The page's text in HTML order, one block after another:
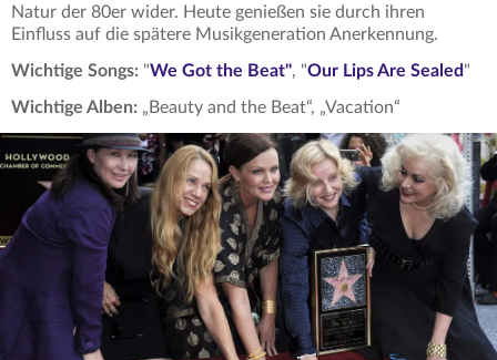
Natur der 80er wider. Heute genießen sie durch ihren
Einfluss auf die spätere Musikgeneration Anerkennung.
Wichtige Songs: "We Got the Beat", "Our Lips Are Sealed"
Wichtige Alben: „Beauty and the Beat“, „Vacation“